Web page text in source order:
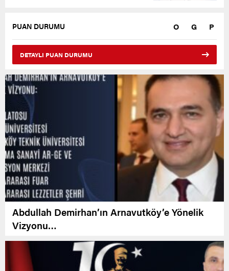
PUAN DURUMU O G P
DETAYLI PUAN DURUMU
Abdullah Demirhan’ın Arnavutköy’e Yönelik
Vizyonu…